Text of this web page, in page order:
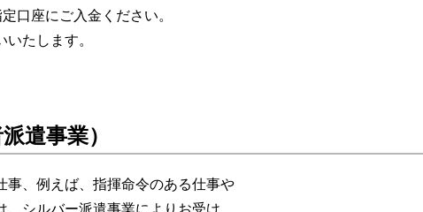
口座にご入金ください。
たします。
遣事業）
事、例えば、指揮命令のある仕事や
、シルバー派遣事業によりお受け